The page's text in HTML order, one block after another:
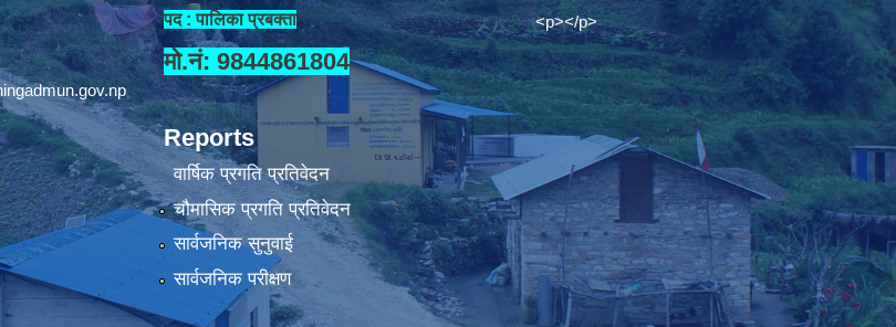
पद : पालिका प्रबक्ता
मो.नं: 9844861804
Reports
वार्षिक प्रगति प्रतिवेदन
चौमासिक प्रगति प्रतिवेदन
सार्वजनिक सुनुवाई
सार्वजनिक परीक्षण
<p></p>